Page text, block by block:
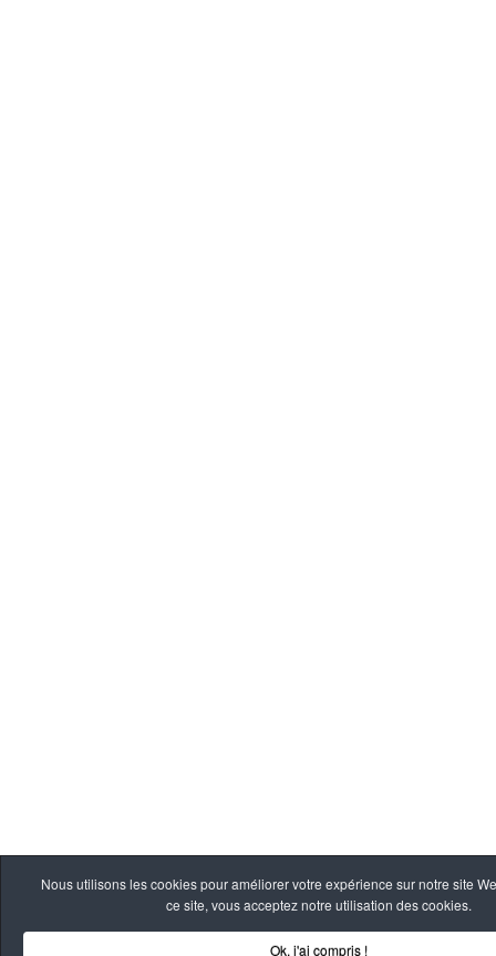
Nous utilisons les cookies pour améliorer votre expérience sur notre site
ce site, vous acceptez notre utilisation des cookies.
Ok, j'ai compris !